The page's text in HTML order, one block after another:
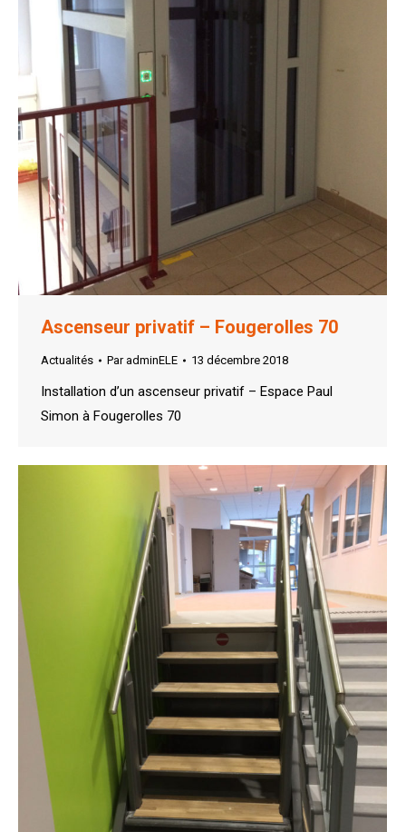
Ascenseur privatif – Fougerolles 70
Actualités ParadminELE 13 décembre 2018
Installation d’un ascenseur privatif – Espace Paul
Simon à Fougerolles 70